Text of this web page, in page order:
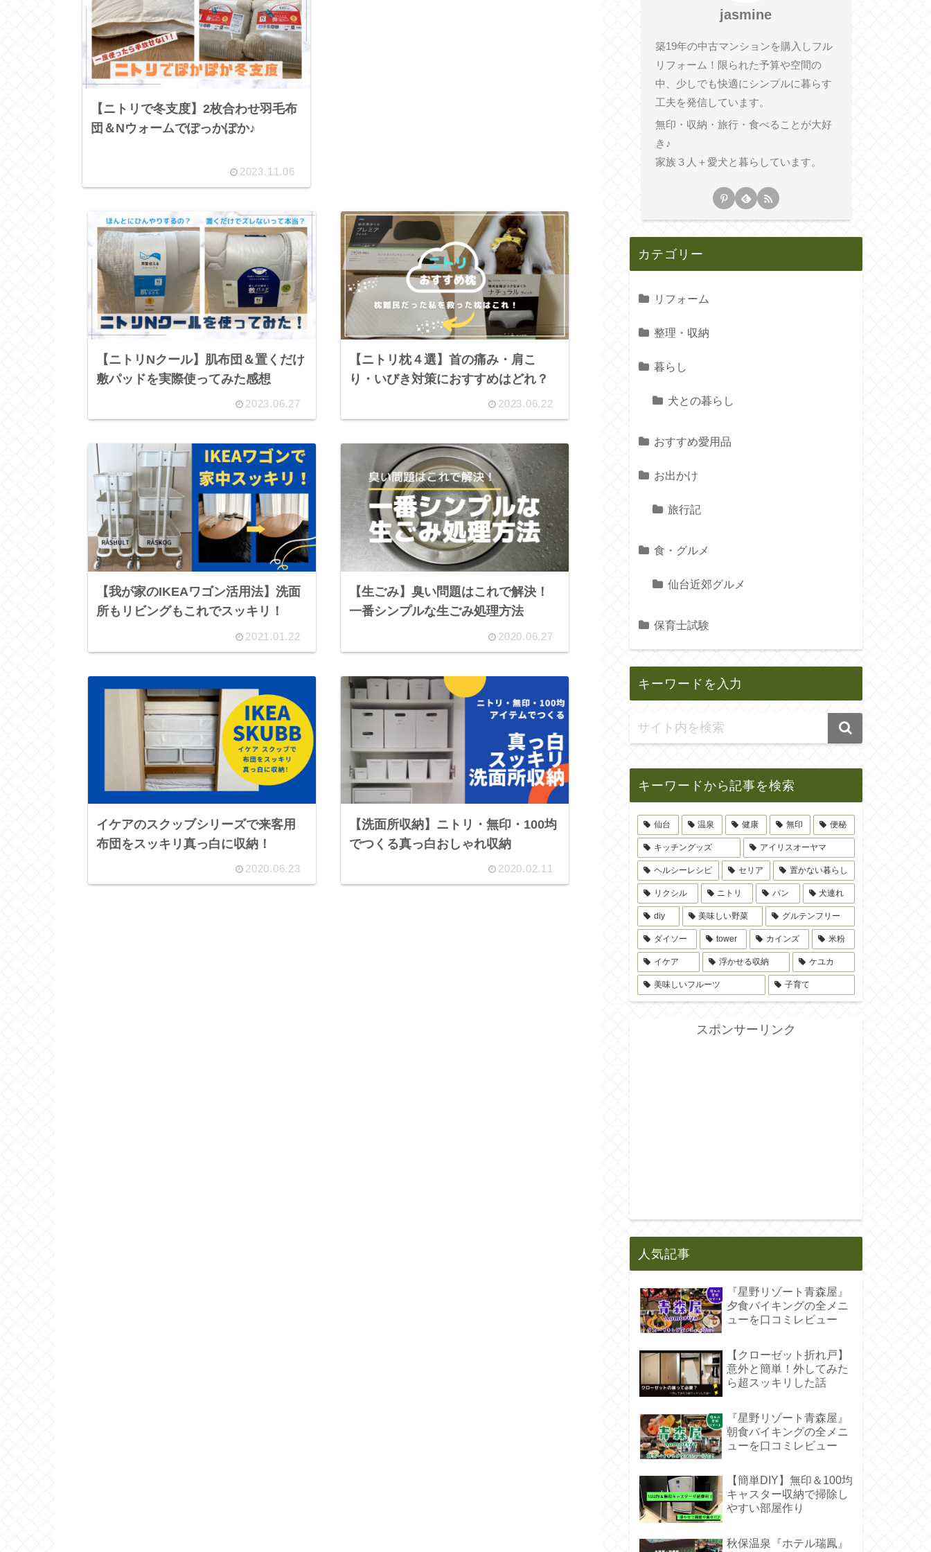
【ニトリで冬支度】2枚合わせ羽毛布
団＆Nウォームでぽっかぽか♪
2023.11.06
【ニトリNクール】肌布団＆置くだけ
敷パッドを実際使ってみた感想
2023.06.27
【ニトリ枕４選】首の痛み・肩こ
り・いびき対策におすすめはどれ？
2023.06.22
【我が家のIKEAワゴン活用法】洗面
所もリビングもこれでスッキリ！
2021.01.22
【生ごみ】臭い問題はこれで解決！
一番シンプルな生ごみ処理方法
2020.06.27
イケアのスクッブシリーズで来客用
布団をスッキリ真っ白に収納！
2020.06.23
【洗面所収納】ニトリ・無印・100均
でつくる真っ白おしゃれ収納
2020.02.11
jasmine
築19年の中古マンションを購入しフル
リフォーム！限られた予算や空間の
中、少しでも快適にシンプルに暮らす
工夫を発信しています。
無印・収納・旅行・食べることが大好
き♪
家族３人＋愛犬と暮らしています。
カテゴリー
リフォーム
整理・収納
暮らし
犬との暮らし
おすすめ愛用品
お出かけ
旅行記
食・グルメ
仙台近郊グルメ
保育士試験
キーワードを入力
キーワードから記事を検索
仙台 温泉 健康 無印 便秘
キッチングッズ アイリスオーヤマ
ヘルシーレシピ セリア 置かない暮らし
リクシル ニトリ パン 犬連れ
diy 美味しい野菜 グルテンフリー
ダイソー tower カインズ 米粉
イケア 浮かせる収納 ケユカ
美味しいフルーツ 子育て
スポンサーリンク
人気記事
『星野リゾート青森屋』
夕食バイキングの全メニ
ューを口コミレビュー
【クローゼット折れ戸】
意外と簡単！外してみた
ら超スッキリした話
『星野リゾート青森屋』
朝食バイキングの全メニ
ューを口コミレビュー
【簡単DIY】無印＆100均
キャスター収納で掃除し
やすい部屋作り
秋保温泉『ホテル瑞鳳』